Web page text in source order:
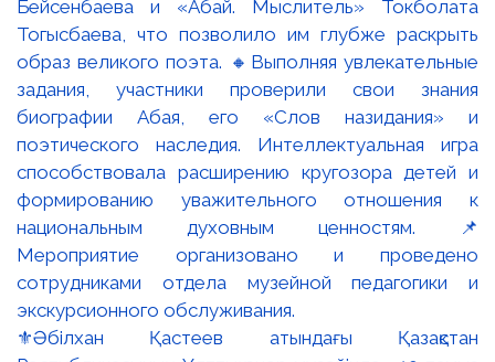
⚜️Әбілхан Қастеев атындағы Қазақстан